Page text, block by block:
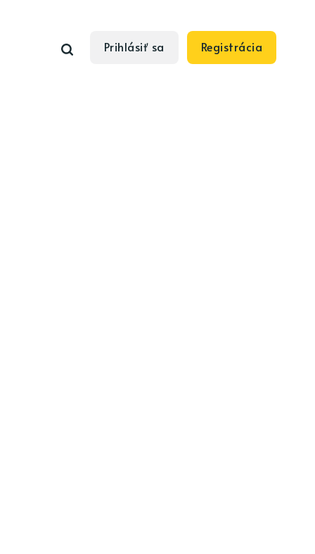
Prihlásiť sa Registrácia